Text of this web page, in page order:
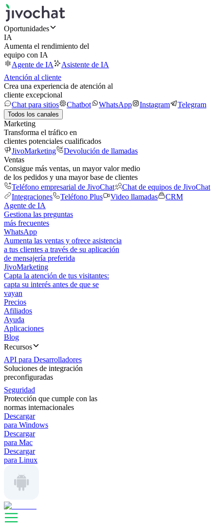
Oportunidades
IA
Aumenta el rendimiento del
equipo con IA
Agente de IA
Asistente de IA
Atención al cliente
Crea una experiencia de atención al
cliente excepcional
Chat para sitios
Chatbot WhatsApp Instagram Telegram
Todos los canales
Marketing
Transforma el tráfico en
clientes potenciales cualificados
JivoMarketing
Devolución de llamadas
Ventas
Consigue más ventas, un mayor valor medio
de los pedidos y una mayor base de clientes
Teléfono empresarial de JivoChat
Chat de equipos de JivoChat
Integraciones
Teléfono Plus Video llamadas
CRM
Agente de IA
Gestiona las preguntas
más frecuentes
WhatsApp
Aumenta las ventas y ofrece asistencia
a tus clientes a través de su aplicación
de mensajería preferida
JivoMarketing
Capta la atención de tus visitantes:
capta su interés antes de que se
vayan
Precios
Afiliados
Ayuda
Aplicaciones
Blog
Recursos
API para Desarrolladores
Soluciones de integración
preconfiguradas
Seguridad
Protección que cumple con las
normas internacionales
Descargar
para Windows
Descargar
para Mac
Descargar
para Linux